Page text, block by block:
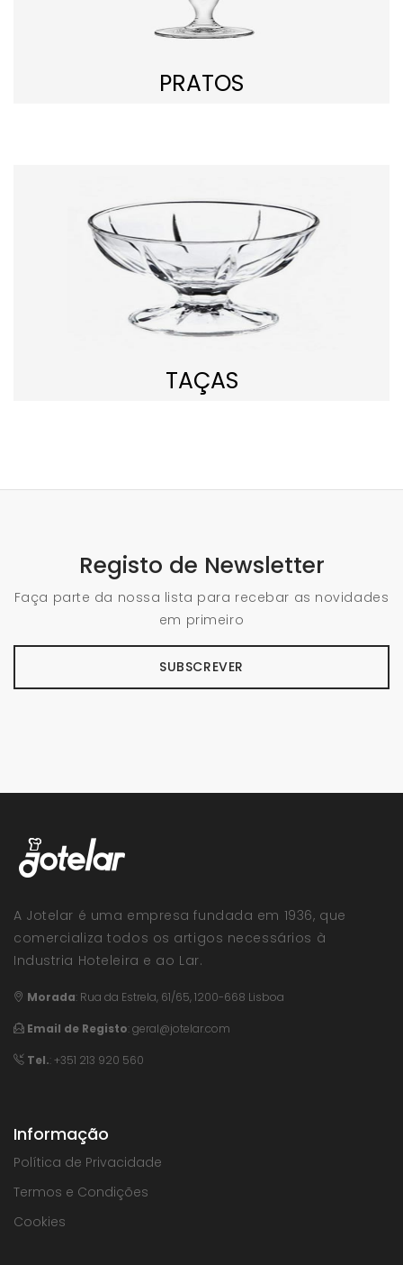
PRATOS
TAÇAS
Registo de Newsletter
Faça parte da nossa lista para recebar as novidades
em primeiro
SUBSCREVER
A Jotelar é uma empresa fundada em 1936, que
comercializa todos os artigos necessários à
Industria Hoteleira e ao Lar.
Morada: Rua da Estrela, 61/65, 1200-668 Lisboa
Email de Registo:geral@jotelar.com
Tel.: +351 213 920 560
Informação
Política de Privacidade
Termos e Condições
Cookies